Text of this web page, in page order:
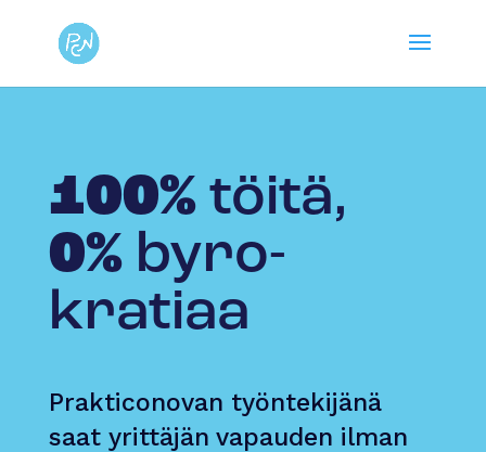
100%töitä,
0% byro­
kratiaa
Prakticonovan työntekijänä
saat yrittäjän vapauden ilman